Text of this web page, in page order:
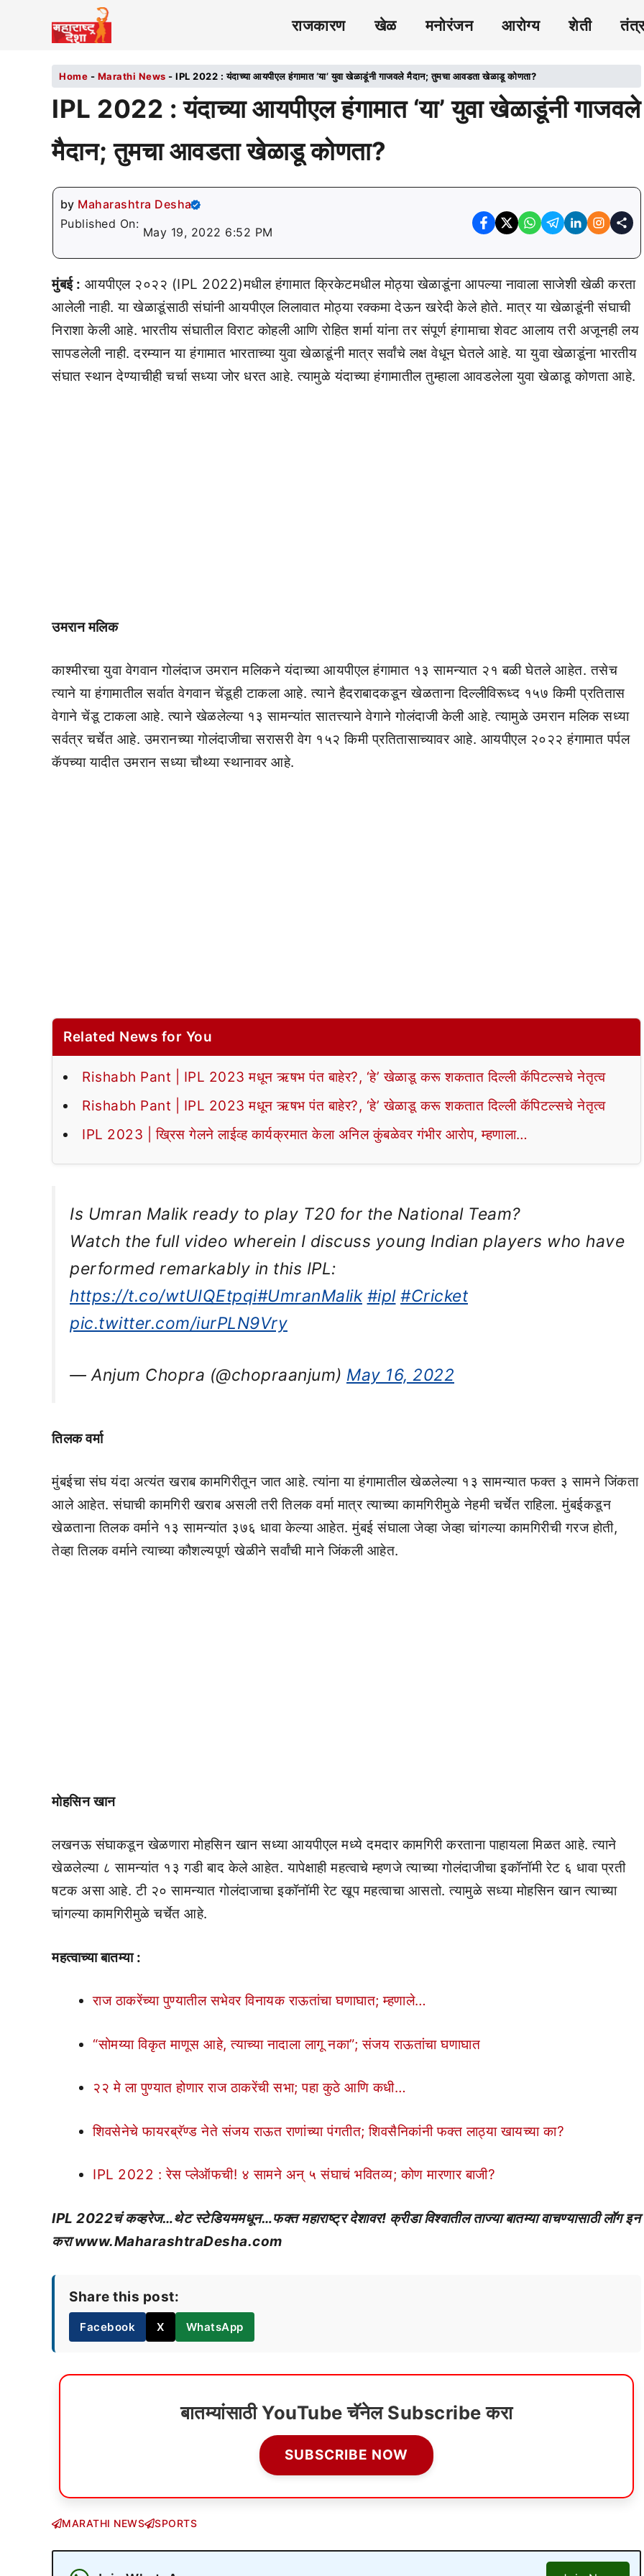
राजकारण खेळ मनोरंजन आरोग्य शेती
Home - Marathi News - IPL 2022 : यंदाच्या आयपीएल हंगामात ‘या’ युवा खेळाडूंनी गाजवले मैदान; तुमचा आवडता खेळाडू कोणता?
IPL 2022 : यंदाच्या आयपीएल हंगामात ‘या’ युवा खेळाडूंनी गाजवले
मैदान; तुमचा आवडता खेळाडू कोणता?
by Maharashtra Desha
Published On:
May 19, 2022 6:52 PM
मुंबई : आयपीएल २०२२ (IPL 2022)मधील हंगामात क्रिकेटमधील मोठ्या खेळाडूंना आपल्या नावाला साजेशी खेळी करता
आलेली नाही. या खेळाडूंसाठी संघांनी आयपीएल लिलावात मोठ्या रक्कमा देऊन खरेदी केले होते. मात्र या खेळाडूंनी संघाची
निराशा केली आहे. भारतीय संघातील विराट कोहली आणि रोहित शर्मा यांना तर संपूर्ण हंगामाचा शेवट आलाय तरी अजूनही लय
सापडलेली नाही. दरम्यान या हंगामात भारताच्या युवा खेळाडूंनी मात्र सर्वांचे लक्ष वेधून घेतले आहे. या युवा खेळाडूंना भारतीय
संघात स्थान देण्याचीही चर्चा सध्या जोर धरत आहे. त्यामुळे यंदाच्या हंगामातील तुम्हाला आवडलेला युवा खेळाडू कोणता आहे.
उमरान मलिक
काश्मीरचा युवा वेगवान गोलंदाज उमरान मलिकने यंदाच्या आयपीएल हंगामात १३ सामन्यात २१ बळी घेतले आहेत. तसेच
त्याने या हंगामातील सर्वात वेगवान चेंडूही टाकला आहे. त्याने हैदराबादकडून खेळताना दिल्लीविरूध्द १५७ किमी प्रतितास
वेगाने चेंडू टाकला आहे. त्याने खेळलेल्या १३ सामन्यांत सातत्त्याने वेगाने गोलंदाजी केली आहे. त्यामुळे उमरान मलिक सध्या
सर्वत्र चर्चेत आहे. उमरानच्या गोलंदाजीचा सरासरी वेग १५२ किमी प्रतितासाच्यावर आहे. आयपीएल २०२२ हंगामात पर्पल
कॅपच्या यादीत उमरान सध्या चौथ्या स्थानावर आहे.
Related News for You
Rishabh Pant | IPL 2023 मधून ऋषभ पंत बाहेर?, ‘हे’ खेळाडू करू शकतात दिल्ली कॅपिटल्सचे नेतृत्व
Rishabh Pant | IPL 2023 मधून ऋषभ पंत बाहेर?, ‘हे’ खेळाडू करू शकतात दिल्ली कॅपिटल्सचे नेतृत्व
IPL 2023 | ख्रिस गेलने लाईव्ह कार्यक्रमात केला अनिल कुंबळेवर गंभीर आरोप, म्हणाला…
Is Umran Malik ready to play T20 for the National Team?
Watch the full video wherein I discuss young Indian players who have
performed remarkably in this IPL:
https://t.co/wtUIQEtpqi#UmranMalik #ipl #Cricket
pic.twitter.com/iurPLN9Vry
— Anjum Chopra (@chopraanjum) May 16, 2022
तिलक वर्मा
मुंबईचा संघ यंदा अत्यंत खराब कामगिरीतून जात आहे. त्यांना या हंगामातील खेळलेल्या १३ सामन्यात फक्त ३ सामने जिंकता
आले आहेत. संघाची कामगिरी खराब असली तरी तिलक वर्मा मात्र त्याच्या कामगिरीमुळे नेहमी चर्चेत राहिला. मुंबईकडून
खेळताना तिलक वर्माने १३ सामन्यांत ३७६ धावा केल्या आहेत. मुंबई संघाला जेव्हा जेव्हा चांगल्या कामगिरीची गरज होती,
तेव्हा तिलक वर्माने त्याच्या कौशल्यपूर्ण खेळीने सर्वांची माने जिंकली आहेत.
मोहसिन खान
लखनऊ संघाकडून खेळणारा मोहसिन खान सध्या आयपीएल मध्ये दमदार कामगिरी करताना पाहायला मिळत आहे. त्याने
खेळलेल्या ८ सामन्यांत १३ गडी बाद केले आहेत. यापेक्षाही महत्वाचे म्हणजे त्याच्या गोलंदाजीचा इकॉनॉमी रेट ६ धावा प्रती
षटक असा आहे. टी २० सामन्यात गोलंदाजाचा इकॉनॉमी रेट खूप महत्वाचा आसतो. त्यामुळे सध्या मोहसिन खान त्याच्या
चांगल्या कामगिरीमुळे चर्चेत आहे.
महत्वाच्या बातम्या :
राज ठाकरेंच्या पुण्यातील सभेवर विनायक राऊतांचा घणाघात; म्हणाले…
“सोमय्या विकृत माणूस आहे, त्याच्या नादाला लागू नका”; संजय राऊतांचा घणाघात
२२ मे ला पुण्यात होणार राज ठाकरेंची सभा; पहा कुठे आणि कधी…
शिवसेनेचे फायरब्रॅण्ड नेते संजय राऊत राणांच्या पंगतीत; शिवसैनिकांनी फक्त लाठ्या खायच्या का?
IPL 2022 : रेस प्लेऑफची! ४ सामने अन् ५ संघाचं भवितव्य; कोण मारणार बाजी?
IPL 2022चं कव्हरेज…थेट स्टेडियममधून…फक्त महाराष्ट्र देशावर! क्रीडा विश्वातील ताज्या बातम्या वाचण्यासाठी लॉग इन
करा www.MaharashtraDesha.com
Share this post:
Facebook X WhatsApp
बातम्यांसाठी YouTube चॅनेल Subscribe करा
SUBSCRIBE NOW
MARATHI NEWS SPORTS